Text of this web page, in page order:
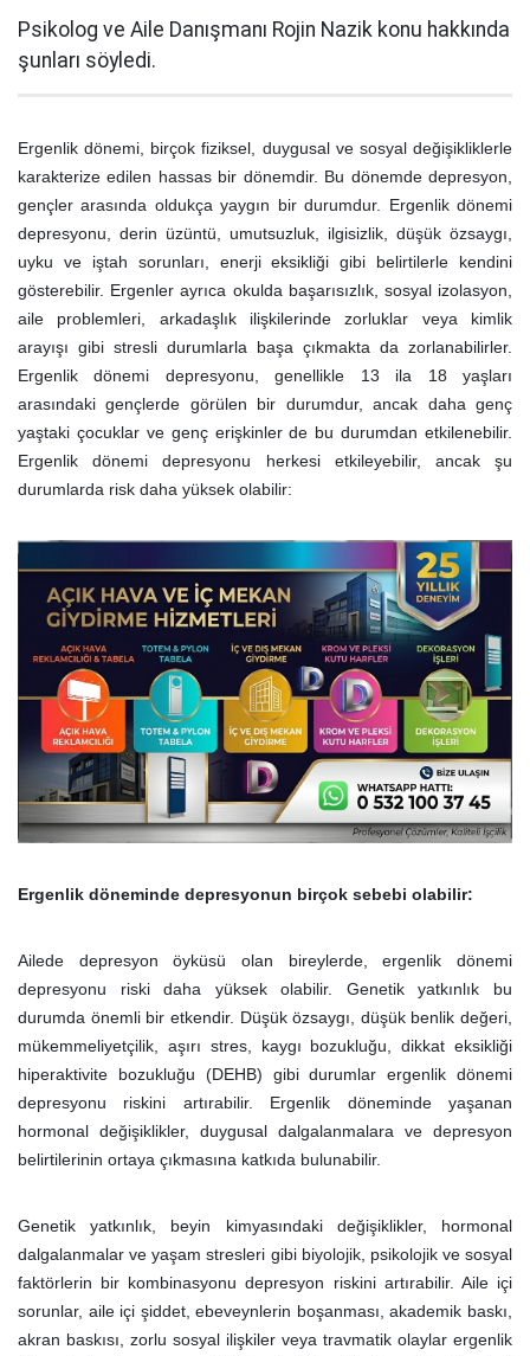
Psikolog ve Aile Danışmanı Rojin Nazik konu hakkında
şunları söyledi.
Ergenlik dönemi, birçok fiziksel, duygusal ve sosyal değişikliklerle
karakterize edilen hassas bir dönemdir. Bu dönemde depresyon,
gençler arasında oldukça yaygın bir durumdur. Ergenlik dönemi
depresyonu, derin üzüntü, umutsuzluk, ilgisizlik, düşük özsaygı,
uyku ve iştah sorunları, enerji eksikliği gibi belirtilerle kendini
gösterebilir. Ergenler ayrıca okulda başarısızlık, sosyal izolasyon,
aile problemleri, arkadaşlık ilişkilerinde zorluklar veya kimlik
arayışı gibi stresli durumlarla başa çıkmakta da zorlanabilirler.
Ergenlik dönemi depresyonu, genellikle 13 ila 18 yaşları
arasındaki gençlerde görülen bir durumdur, ancak daha genç
yaştaki çocuklar ve genç erişkinler de bu durumdan etkilenebilir.
Ergenlik dönemi depresyonu herkesi etkileyebilir, ancak şu
durumlarda risk daha yüksek olabilir:
Ergenlik döneminde depresyonun birçok sebebi olabilir:
Ailede depresyon öyküsü olan bireylerde, ergenlik dönemi
depresyonu riski daha yüksek olabilir. Genetik yatkınlık bu
durumda önemli bir etkendir. Düşük özsaygı, düşük benlik değeri,
mükemmeliyetçilik, aşırı stres, kaygı bozukluğu, dikkat eksikliği
hiperaktivite bozukluğu (DEHB) gibi durumlar ergenlik dönemi
depresyonu riskini artırabilir. Ergenlik döneminde yaşanan
hormonal değişiklikler, duygusal dalgalanmalara ve depresyon
belirtilerinin ortaya çıkmasına katkıda bulunabilir.
Genetik yatkınlık, beyin kimyasındaki değişiklikler, hormonal
dalgalanmalar ve yaşam stresleri gibi biyolojik, psikolojik ve sosyal
faktörlerin bir kombinasyonu depresyon riskini artırabilir. Aile içi
sorunlar, aile içi şiddet, ebeveynlerin boşanması, akademik baskı,
akran baskısı, zorlu sosyal ilişkiler veya travmatik olaylar ergenlik